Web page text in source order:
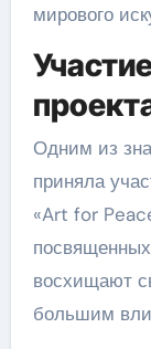
мирового
Одним из
приняла
«Art for
восхищают
большим